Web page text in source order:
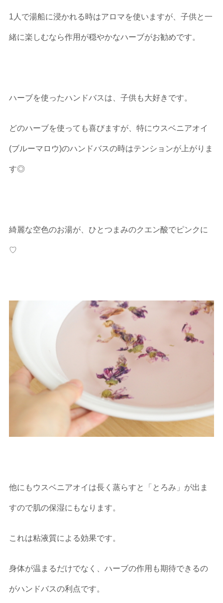
1人で湯船に浸かれる時はアロマを使いますが、子供と一
緒に楽しむなら作用が穏やかなハーブがお勧めです。
ハーブを使ったハンドバスは、子供も大好きです。
どのハーブを使っても喜びますが、特にウスベニアオイ
(ブルーマロウ)のハンドバスの時はテンションが上がりま
す◎
綺麗な空色のお湯が、ひとつまみのクエン酸でピンクに
♡
他にもウスベニアオイは長く蒸らすと「とろみ」が出ま
すので肌の保湿にもなります。
これは粘液質による効果です。
身体が温まるだけでなく、ハーブの作用も期待できるの
がハンドバスの利点です。